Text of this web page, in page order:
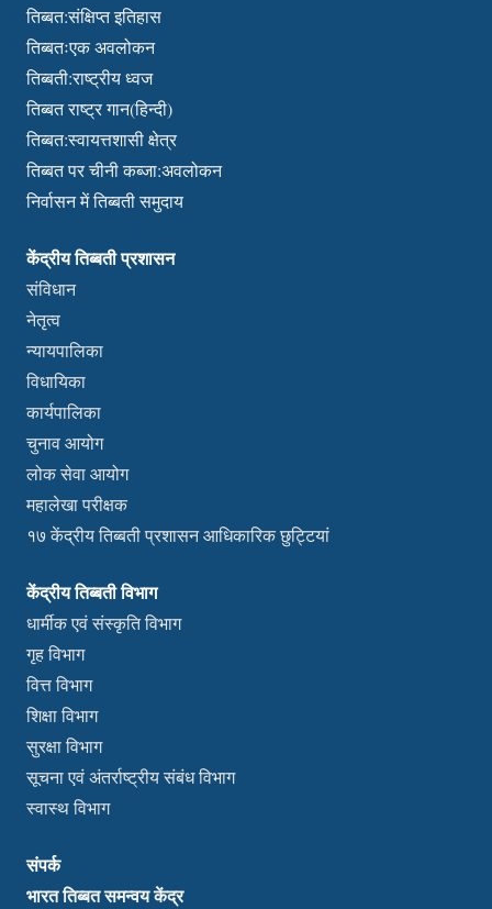
तिब्बत:संक्षिप्त इतिहास
तिब्बतःएक अवलोकन
तिब्बती:राष्ट्रीय ध्वज
तिब्बत राष्ट्र गान(हिन्दी)
तिब्बत:स्वायत्तशासी क्षेत्र
तिब्बत पर चीनी कब्जा:अवलोकन
निर्वासन में तिब्बती समुदाय
केंद्रीय तिब्बती प्रशासन
संविधान
नेतृत्व
न्यायपालिका
विधायिका
कार्यपालिका
चुनाव आयोग
लोक सेवा आयोग
महालेखा परीक्षक
१७ केंद्रीय तिब्बती प्रशासन आधिकारिक छुट्टियां
केंद्रीय तिब्बती विभाग
धार्मीक एवं संस्कृति विभाग
गृह विभाग
वित्त विभाग
शिक्षा विभाग
सुरक्षा विभाग
सूचना एवं अंतर्राष्ट्रीय संबंध विभाग
स्वास्थ विभाग
संपर्क
भारत तिब्बत समन्वय केंद्र